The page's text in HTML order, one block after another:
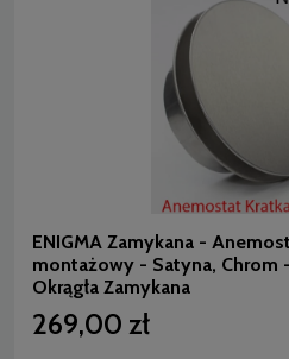
ENIGMA Zamykana -
montażowy - Satyna, Chrom
Okrągła Zamykana
269,00 zł